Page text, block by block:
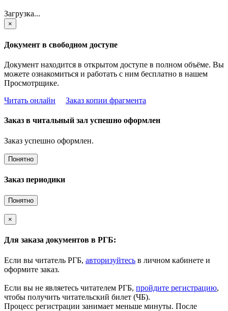
Загрузка...
×
Документ в свободном доступе
Документ находится в открытом доступе в полном объёме. Вы
можете ознакомиться и работать с ним бесплатно в нашем
Просмотрщике.
Читать онлайн
Заказ копии фрагмента
Заказ в читальный зал успешно оформлен
Заказ успешно оформлен.
Понятно
Заказ периодики
Понятно
×
Для заказа документов в РГБ:
Если вы читатель РГБ, авторизуйтесь в личном кабинете и
оформите заказ.
Если вы не являетесь читателем РГБ, пройдите регистрацию,
чтобы получить читательский билет (ЧБ).
Процесс регистрации занимает меньше минуты. После